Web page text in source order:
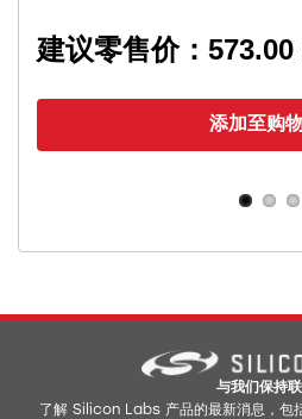
建议零售价：573.00
添加至购
与我们保持
了解 Silicon Labs 产品的最新消息，包